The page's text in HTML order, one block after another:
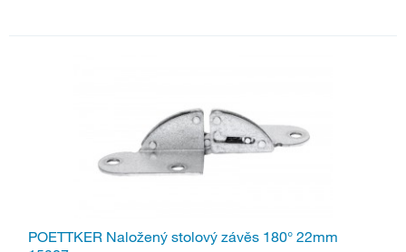
POETTKER Naložený stolový závěs 180° 22mm